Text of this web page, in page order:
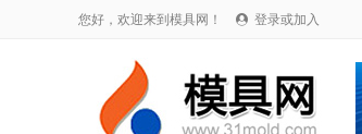
您好，欢迎来到模具网！  登录或加入